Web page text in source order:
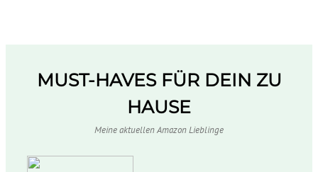
MUST-HAVES FÜR DEIN ZU
HAUSE
Meine aktuellen Amazon Lieblinge